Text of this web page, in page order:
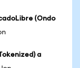
(Ondo
a